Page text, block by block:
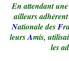
En attendant
ailleurs adhérent
Nationale desF
leursAmis,
les